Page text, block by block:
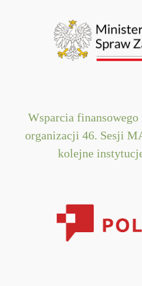
Wsparcia
organizacji 46. Sesji
kolejne